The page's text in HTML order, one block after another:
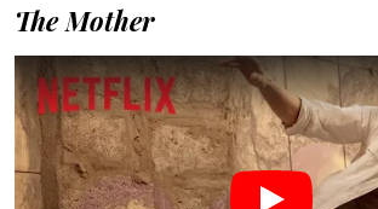
The Mother